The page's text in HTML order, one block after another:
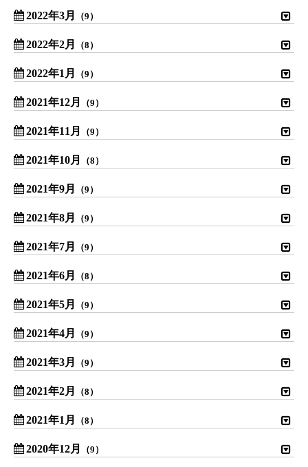
2022年3月 （9）
2022年2月 （8）
2022年1月 （9）
2021年12月 （9）
2021年11月 （9）
2021年10月 （8）
2021年9月 （9）
2021年8月 （9）
2021年7月 （9）
2021年6月 （8）
2021年5月 （9）
2021年4月 （9）
2021年3月 （9）
2021年2月 （8）
2021年1月 （8）
2020年12月 （9）